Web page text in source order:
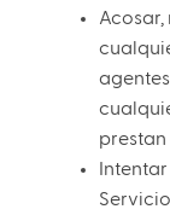
prestan